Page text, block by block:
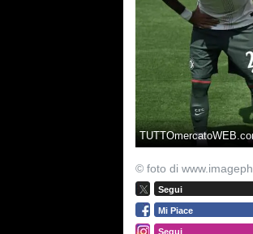
© foto di
Segui
Mi Piace
Segui